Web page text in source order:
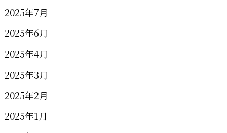
2025年7月
2025年6月
2025年4月
2025年3月
2025年2月
2025年1月